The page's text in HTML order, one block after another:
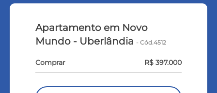
Apartamento em Novo
Mundo - Uberlândia - Cód.4512
Comprar R$ 397.000